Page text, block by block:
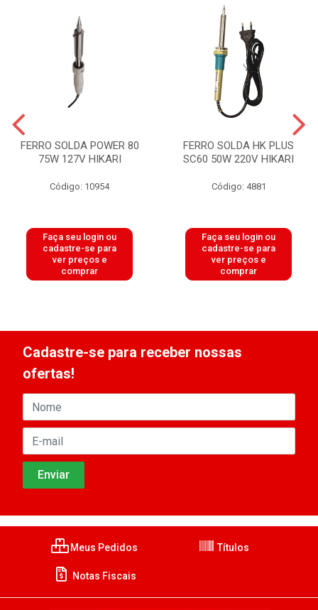
FERRO SOLDA POWER 80
75W 127V HIKARI
Código: 10954
Faça seu login ou
cadastre-se para
ver preços e
comprar
FERRO SOLDA HK PLUS
SC60 50W 220V HIKARI
Código: 4881
Faça seu login ou
cadastre-se para
ver preços e
comprar
Cadastre-se para receber nossas
ofertas!
Meus Pedidos Títulos
Notas Fiscais